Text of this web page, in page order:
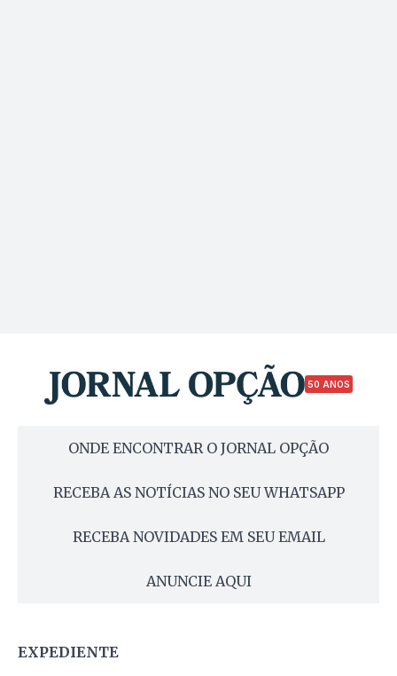
50 ANOS
ONDE ENCONTRAR O JORNAL OPÇÃO
RECEBA AS NOTÍCIAS NO SEU WHATSAPP
RECEBA NOVIDADES EM SEU EMAIL
ANUNCIE AQUI
EXPEDIENTE